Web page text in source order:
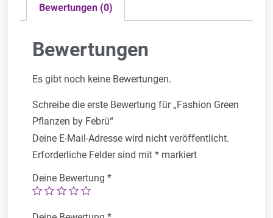
Bewertungen (0)
Bewertungen
Es gibt noch keine Bewertungen.
Schreibe die erste Bewertung für „Fashion Green
Pflanzen by Febrü“
Deine E-Mail-Adresse wird nicht veröffentlicht.
Erforderliche Felder sind mit* markiert
Deine Bewertung*